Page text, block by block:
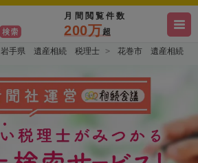
月間閲覧件数
200万超
岩手県 遺産相続 税理士 花巻市 遺産相続